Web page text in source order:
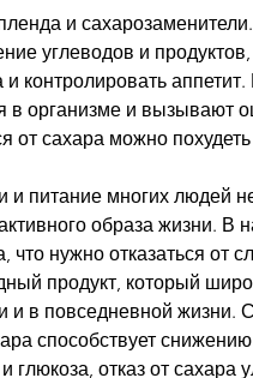
и
углеводов и
контролировать
в организме и вызывают
от сахара можно похудеть
питание многих людей
образа жизни. В
что нужно отказаться от
продукт, который
в повседневной жизни.
способствует
глюкоза, отказ от сахара